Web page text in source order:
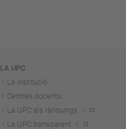
LA UPC
La institució
Centres docents
La UPC als rànquings
La UPC transparent